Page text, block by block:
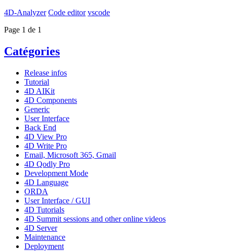
4D-Analyzer Code editor vscode
Page 1 de 1
Catégories
Release infos
Tutorial
4D AIKit
4D Components
Generic
User Interface
Back End
4D View Pro
4D Write Pro
Email, Microsoft 365, Gmail
4D Qodly Pro
Development Mode
4D Language
ORDA
User Interface / GUI
4D Tutorials
4D Summit sessions and other online videos
4D Server
Maintenance
Deployment